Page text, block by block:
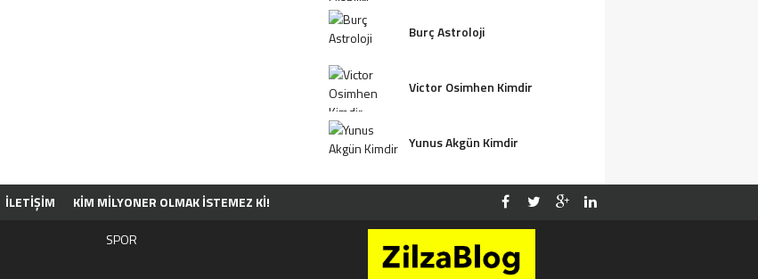
Burç Astroloji
Victor Osimhen Kimdir
Yunus Akgün Kimdir
İLETİŞİM
KIM MILYONER OLMAK İSTEMEZ KI!
SPOR